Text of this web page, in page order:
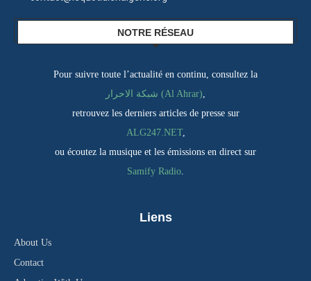
NOTRE RÉSEAU
Pour suivre toute l’actualité en continu, consultez la
شبكة الاحرار (Al Ahrar),
retrouvez les derniers articles de presse sur
ALG247.NET,
ou écoutez la musique et les émissions en direct sur
Samify Radio.
Liens
About Us
Contact